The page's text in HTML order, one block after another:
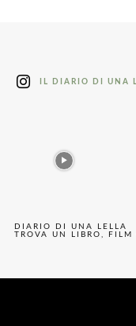
IL DIARIO DI UNA
DIARIO DI UNA LELLA
TROVA UN LIBRO, FILM